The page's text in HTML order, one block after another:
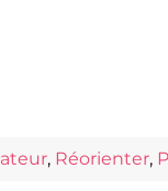
, Réorienter,